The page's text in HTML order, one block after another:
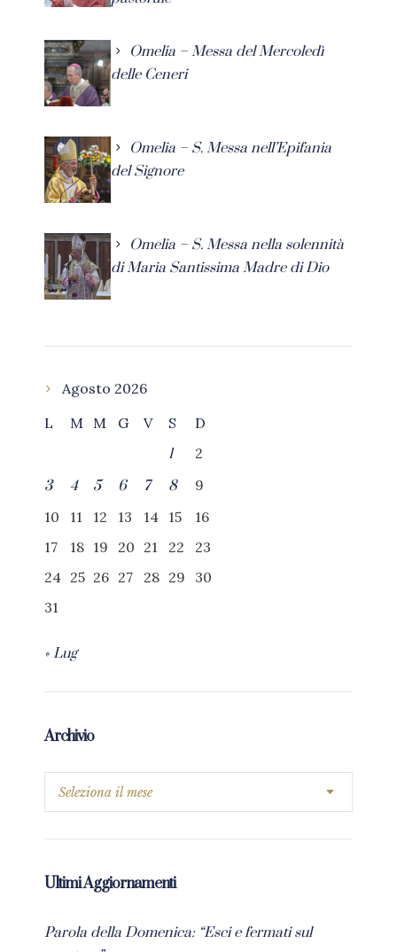
Omelia – Messa del Mercoledì
delle Ceneri
Omelia – S. Messa nell’Epifania
del Signore
Omelia – S. Messa nella solennità
di Maria Santissima Madre di Dio
Agosto 2026
L
M M G V S
D
1
2
3
4 5 6 7 8
9
10
11 12 13 14 15
16
17
18 19 20 21 22
23
24 25 26 27 28 29
30
31
« Lug
Archivio
Ultimi Aggiornamenti
Parola della Domenica: “Esci e fermati sul